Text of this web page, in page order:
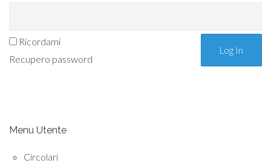
Ricordami
Recupero password
Menu Utente
Circolari